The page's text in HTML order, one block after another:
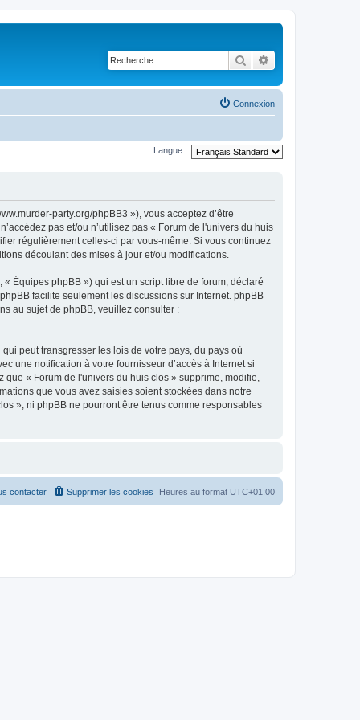
Rechercher
Connexion
Langue :
party.org/phpBB3 »), vous acceptez d’être
pas et/ou n’utilisez pas « Forum de l'univers du huis
régulièrement celles-ci par vous-même. Si vous continuez
découlant des mises à jour et/ou modifications.
Équipes phpBB ») qui est un script libre de forum, déclaré
facilite seulement les discussions sur Internet. phpBB
au sujet de phpBB, veuillez consulter :
peut transgresser les lois de votre pays, du pays où
une notification à votre fournisseur d’accès à Internet si
« Forum de l'univers du huis clos » supprime, modifie,
que vous avez saisies soient stockées dans notre
», ni phpBB ne pourront être tenus comme responsables
Heures au format UTC+01:00
Supprimer les cookies
contacter